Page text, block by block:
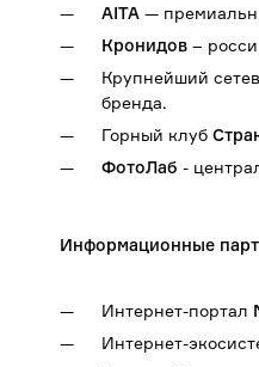
AITA —
Кронидов –
Крупнейший
бренда.
Горный клуб
ФотоЛаб -
Информационные
Интернет-портал
Интернет-